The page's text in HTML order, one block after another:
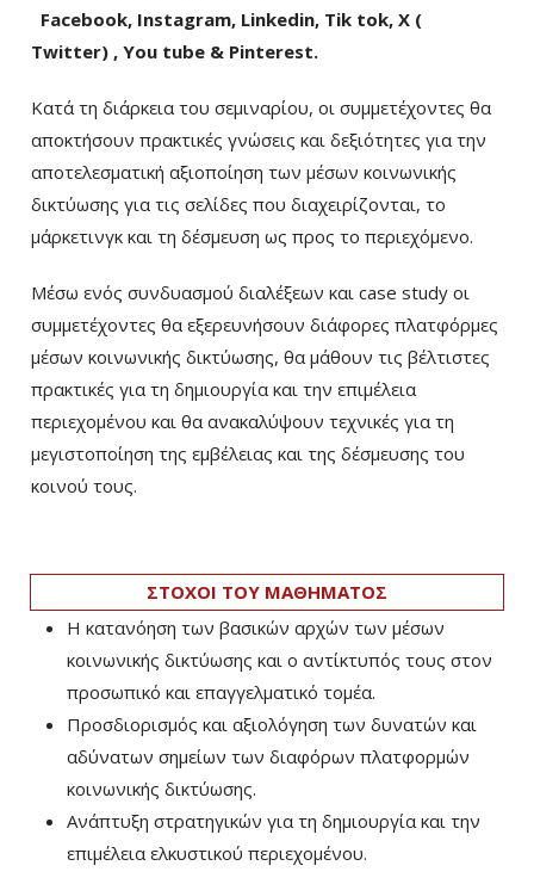
Facebook, Instagram, Linkedin, Tik tok, X (
Twitter) , You tube & Pinterest.
Κατά τη διάρκεια του σεμιναρίου, οι συμμετέχοντες θα
αποκτήσουν πρακτικές γνώσεις και δεξιότητες για την
αποτελεσματική αξιοποίηση των μέσων κοινωνικής
δικτύωσης για τις σελίδες που διαχειρίζονται, το
μάρκετινγκ και τη δέσμευση ως προς το περιεχόμενο.
Μέσω ενός συνδυασμού διαλέξεων και case study οι
συμμετέχοντες θα εξερευνήσουν διάφορες πλατφόρμες
μέσων κοινωνικής δικτύωσης, θα μάθουν τις βέλτιστες
πρακτικές για τη δημιουργία και την επιμέλεια
περιεχομένου και θα ανακαλύψουν τεχνικές για τη
μεγιστοποίηση της εμβέλειας και της δέσμευσης του
κοινού τους.
ΣΤΟΧΟΙ ΤΟΥ ΜΑΘΗΜΑΤΟΣ
Η κατανόηση των βασικών αρχών των μέσων
κοινωνικής δικτύωσης και ο αντίκτυπός τους στον
προσωπικό και επαγγελματικό τομέα.
Προσδιορισμός και αξιολόγηση των δυνατών και
αδύνατων σημείων των διαφόρων πλατφορμών
κοινωνικής δικτύωσης.
Ανάπτυξη στρατηγικών για τη δημιουργία και την
επιμέλεια ελκυστικού περιεχομένου.